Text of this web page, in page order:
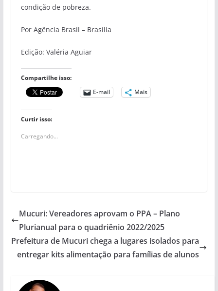
condição de pobreza.
Por Agência Brasil – Brasília
Edição: Valéria Aguiar
Compartilhe isso:
E-mail
Mais
Curtir isso:
Carregando...
Mucuri: Vereadores aprovam o PPA – Plano
Plurianual para o quadriênio 2022/2025
Prefeitura de Mucuri chega a lugares isolados para
entregar kits alimentação para famílias de alunos